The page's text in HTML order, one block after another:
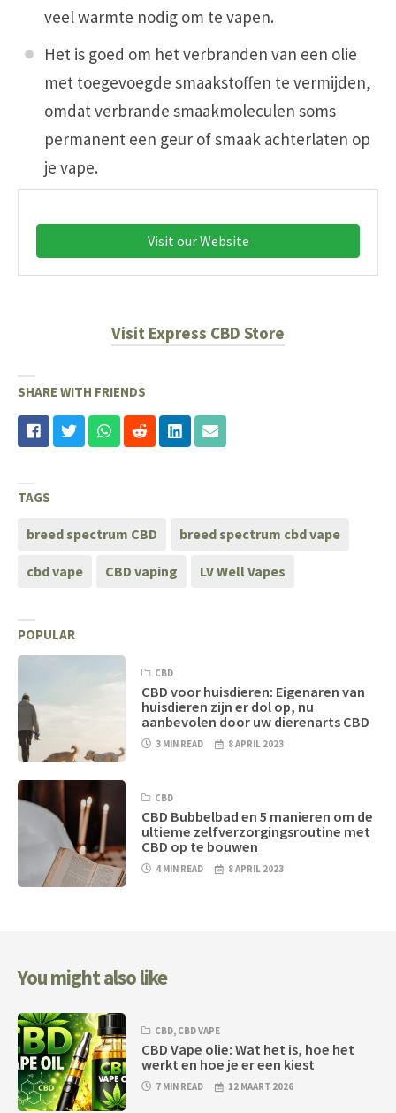
veel warmte nodig om te vapen.
Het is goed om het verbranden van een olie
met toegevoegde smaakstoffen te vermijden,
omdat verbrande smaakmoleculen soms
permanent een geur of smaak achterlaten op
je vape.
Visit our Website
Visit Express CBD Store
SHARE WITH FRIENDS
TAGS
breed spectrum CBD breed spectrum cbd vape
cbd vape CBD vaping LV Well Vapes
POPULAR
CBD
CBD voor huisdieren: Eigenaren van
huisdieren zijn er dol op, nu
aanbevolen door uw dierenarts CBD
3 MIN READ 8 APRIL 2023
CBD
CBD Bubbelbad en 5 manieren om de
ultieme zelfverzorgingsroutine met
CBD op te bouwen
4 MIN READ 8 APRIL 2023
You might also like
CBD, CBD VAPE
CBD Vape olie: Wat het is, hoe het
werkt en hoe je er een kiest
7 MIN READ 12 MAART 2026